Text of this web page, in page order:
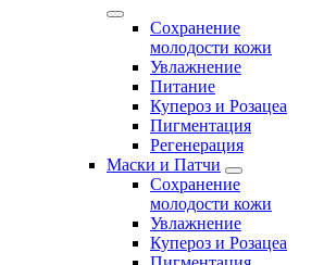
Сохранение
молодости кожи
Увлажнение
Питание
Купероз и Розацеа
Пигментация
Регенерация
Маски и Патчи
Сохранение
молодости кожи
Увлажнение
Купероз и Розацеа